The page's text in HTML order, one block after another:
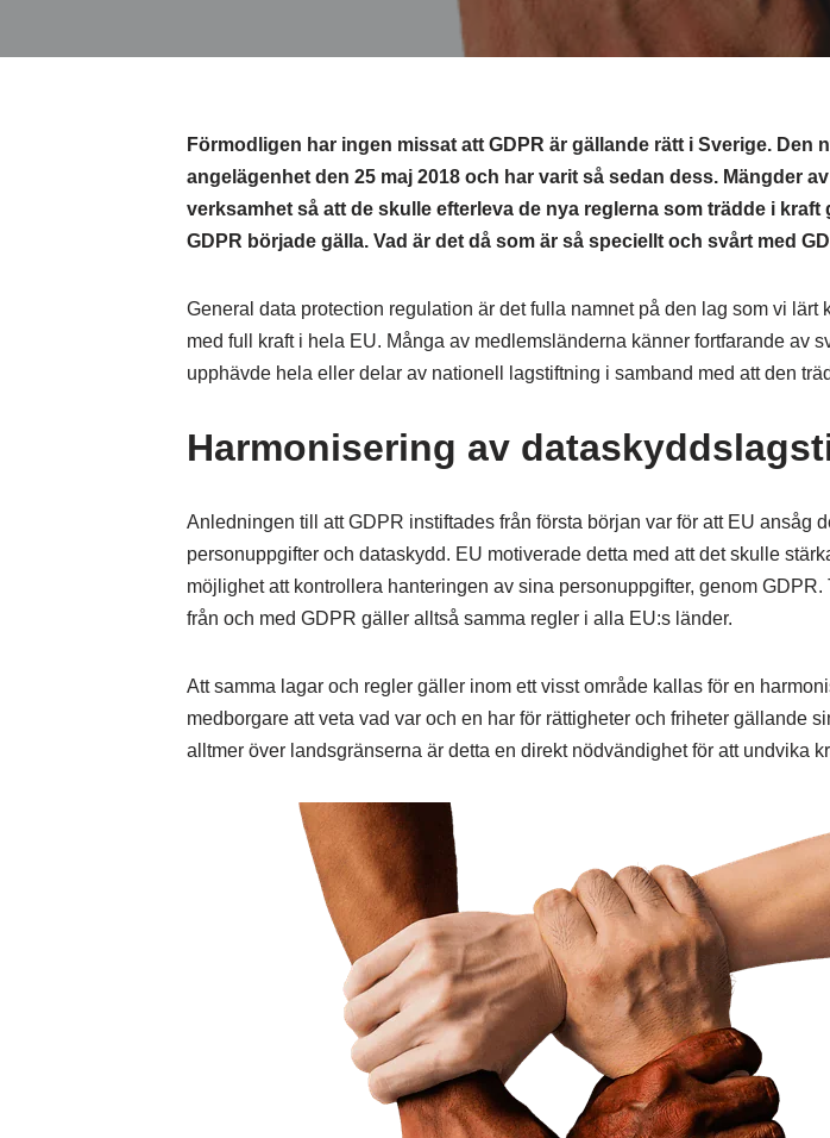
Förmodligen har ingen missat att GDPR är gällande rätt i Sverige.
angelägenhet den 25 maj 2018 och har varit så sedan dess. Mängder
verksamhet så att de skulle efterleva de nya reglerna som trädde i
GDPR började gälla. Vad är det då som är så speciellt och svårt med
General data protection regulation är det fulla namnet på den lag som vi
med full kraft i hela EU. Många av medlemsländerna känner fortfarande av
upphävde hela eller delar av nationell lagstiftning i samband med att den
Harmonisering av
Anledningen till att GDPR instiftades från första början var för att EU ansåg
personuppgifter och dataskydd. EU motiverade detta med att det skulle
möjlighet att kontrollera hanteringen av sina personuppgifter, genom
från och med GDPR gäller alltså samma regler i alla EU:s länder.
Att samma lagar och regler gäller inom ett visst område kallas för en
medborgare att veta vad var och en har för rättigheter och friheter gällande
alltmer över landsgränserna är detta en direkt nödvändighet för att undvika